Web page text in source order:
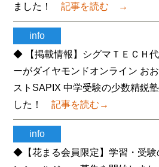
ました！
記事を読む →
info
◆ 【掲載情報】シグマＴＥＣＨ
ーがダイヤモンドオンライン お
ストSAPIX 中学受験の少数精鋭
した！
記事を読む→
info
◆【花まる会員限定】学習・受験